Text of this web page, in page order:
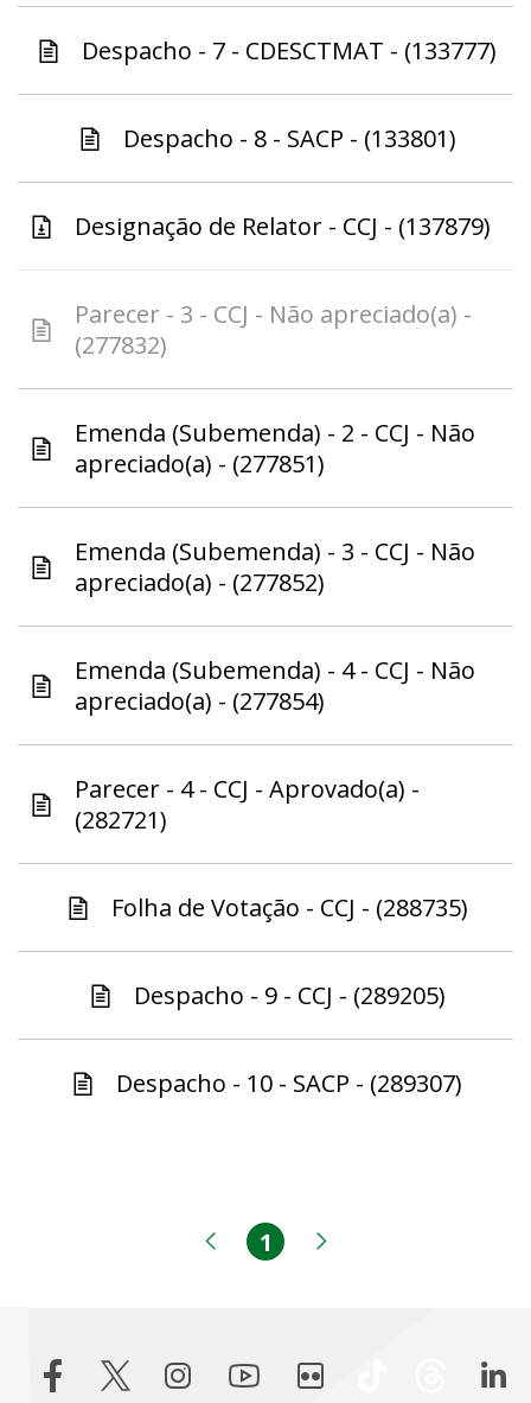
Despacho - 7 - CDESCTMAT - (133777)
Despacho - 8 - SACP - (133801)
Designação de Relator - CCJ - (137879)
Parecer - 3 - CCJ - Não apreciado(a) -
(277832)
Emenda (Subemenda) - 2 - CCJ - Não
apreciado(a) - (277851)
Emenda (Subemenda) - 3 - CCJ - Não
apreciado(a) - (277852)
Emenda (Subemenda) - 4 - CCJ - Não
apreciado(a) - (277854)
Parecer - 4 - CCJ - Aprovado(a) -
(282721)
Folha de Votação - CCJ - (288735)
Despacho - 9 - CCJ - (289205)
Despacho - 10 - SACP - (289307)
Página anterior
Página
1